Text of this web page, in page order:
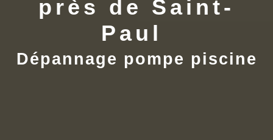
près de Saint-
Paul
Dépannage pompe piscine